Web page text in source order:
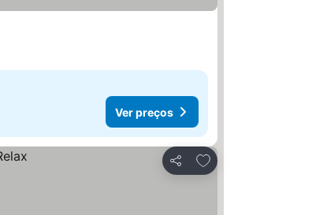
Ver preços
Partilhar
Adicionar aos favoritos